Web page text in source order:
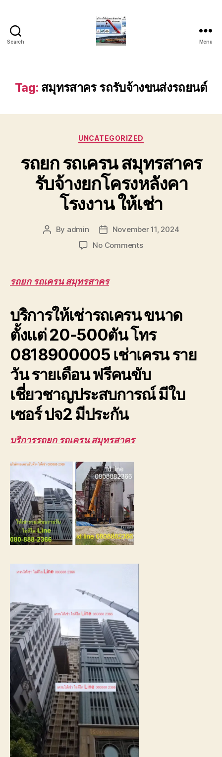
Search
รถ
เครน
เฮี๊ยบ
สไลด์
เครื่องจักร
โทร
0818900005
Menu
Tag: สมุทรสาคร รถรับจ้างขนส่งรถยนต์
Categories
UNCATEGORIZED
รถยก รถเครน สมุทรสาคร
รับจ้างยกโครงหลังคา
โรงงาน ให้เช่า
Post
By admin
Post
date
November 11, 2024
No Commentson
ยก
โครง
หลังคา
โรงงาน
ให้
รถยก รถเครน สมุทรสาคร
บริการให้เช่ารถเครน ขนาด
ตั้งแต่ 20-500ตัน โทร
0818900005 เช่าเครน ราย
วัน รายเดือน ฟรีคนขับ
เชี่ยวชาญประสบการณ์ มีใบ
เซอร์ ปจ2 มีประกัน
บริการรถยก รถเครน สมุทรสาคร